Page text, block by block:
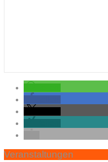
Veranstaltungen